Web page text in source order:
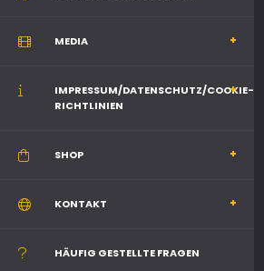
MEDIA
IMPRESSUM/DATENSCHUTZ/COOKIE-
RICHTLINIEN
SHOP
KONTAKT
HÄUFIG GESTELLTE FRAGEN